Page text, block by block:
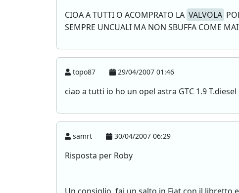
CIOA A TUTTI O ACOMPRATO LA VALVOLA
SEMPRE UNCUALI MA NON SBUFFA COME
topo87 29/04/2007 01:46
ciao a tutti io ho un opel astra GTC 1.9
samrt 30/04/2007 06:29
Risposta per Roby